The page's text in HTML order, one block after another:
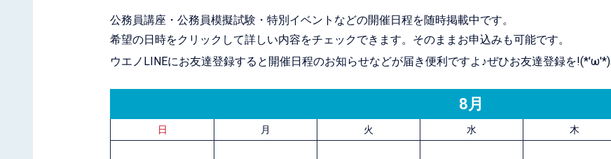
公務員講座・公務員模擬試験・特別イベントなどの開催日程を随時掲載中です。
希望の日時をクリックして詳しい内容をチェックできます。そのままお申込みも可能です。
ウエノLINEにお友達登録すると開催日程のお知らせなどが届き便利ですよ♪ぜひお友達登録を!(*'ω'*)
8月
日 月 火 水 木